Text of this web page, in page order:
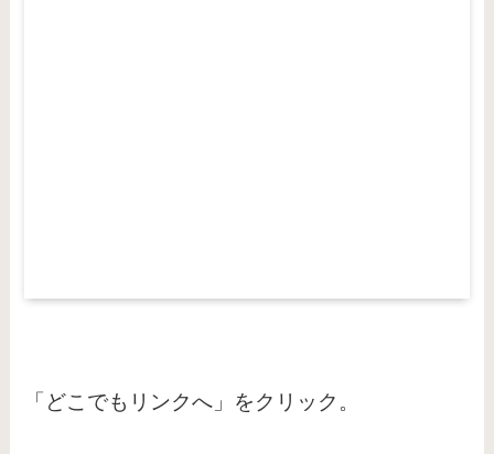
「どこでもリンクへ」をクリック。